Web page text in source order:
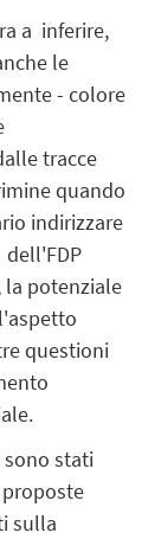
a inferire,
le
- colore
tracce
quando
indirizzare
la potenziale
questioni
sono stati
sulla